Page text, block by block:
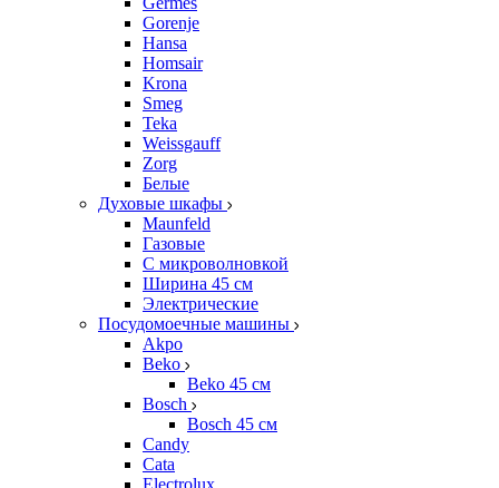
Gorenje
Hansa
Homsair
Krona
Smeg
Teka
Weissgauff
Zorg
Белые
Духовые шкафы
Maunfeld
Газовые
С микроволновкой
Ширина 45 см
Электрические
Посудомоечные машины
Akpo
Beko
Beko 45 см
Bosch
Bosch 45 см
Candy
Cata
Electrolux